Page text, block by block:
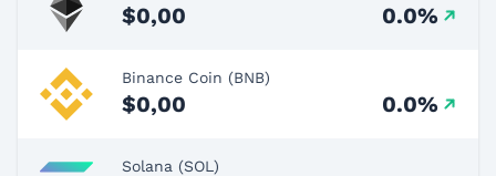
$0,00 0.0%
Binance Coin (BNB)
$0,00 0.0%
Solana (SOL)